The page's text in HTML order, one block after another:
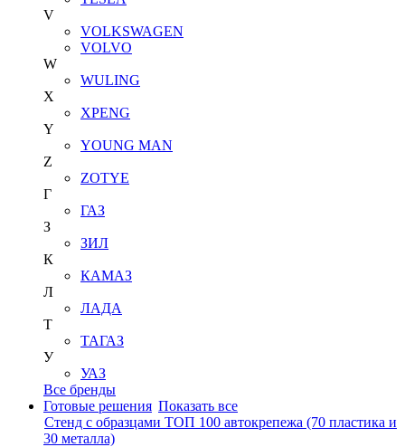
V
VOLKSWAGEN
VOLVO
W
WULING
X
XPENG
Y
YOUNG MAN
Z
ZOTYE
Г
ГАЗ
З
ЗИЛ
К
КАМАЗ
Л
ЛАДА
Т
ТАГАЗ
У
УАЗ
Все бренды
Готовые решения Показать все
Стенд с образцами ТОП 100 автокрепежа (70 пластика и
30 металла)